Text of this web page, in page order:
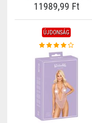
11989,99 Ft
ÚJDONSÁG